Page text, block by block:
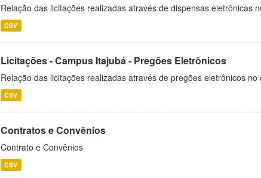
Relação das licitações realizadas através de dispensas eletrônicas
CSV
Licitações - Campus Itajubá - Pregões Eletrônicos
Relação das licitações realizadas através de pregões eletrônicos
CSV
Contratos e Convênios
Contrato e Convênios
CSV